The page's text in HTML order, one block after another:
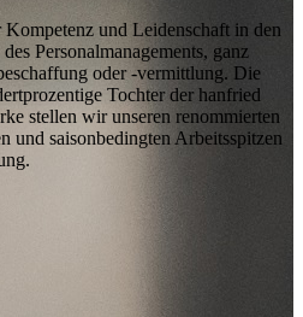
und Leidenschaft in den
Personalmanagements, ganz
oder -vermittlung. Die
Tochter der hanfried
stellen wir unseren renommierten
und saisonbedingten Arbeitsspitzen